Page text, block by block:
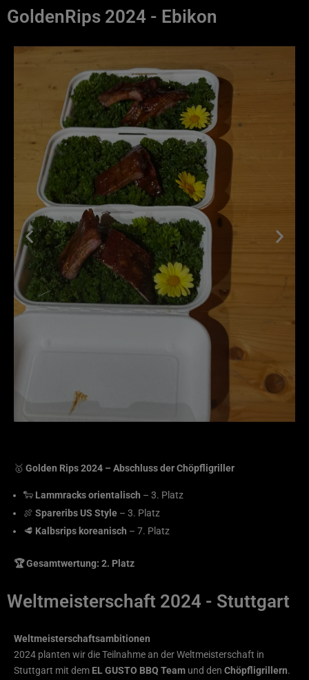
GoldenRips 2024​ - Ebikon
🥇 Golden Rips 2024 – Abschluss der Chöpfligriller
🐑 Lammracks orientalisch – 3. Platz
🍖 Spareribs US Style – 3. Platz
🥩 Kalbsrips koreanisch – 7. Platz
🏆 Gesamtwertung: 2. Platz
Weltmeisterschaft 2024 - Stuttgart
Weltmeisterschaftsambitionen
2024 planten wir die Teilnahme an der Weltmeisterschaft in
Stuttgart mit dem EL GUSTO BBQ Team und den Chöpfligrillern.